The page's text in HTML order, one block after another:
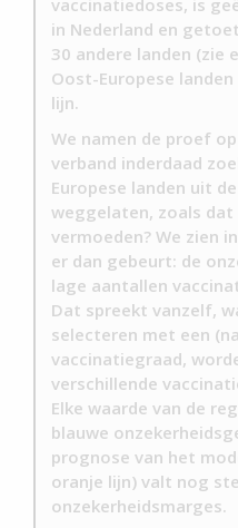
in Nederland en
30 andere landen (zie
Oost-Europese
lijn.
We namen de proef
verband inderdaad
Europese landen uit
weggelaten, zoals
vermoeden? We zien
er dan gebeurt: de
lage aantallen
Dat spreekt vanzelf,
selecteren met een
vaccinatiegraad,
verschillende
Elke waarde van de
blauwe
prognose van het
oranje lijn) valt nog
onzekerheidsmarges.